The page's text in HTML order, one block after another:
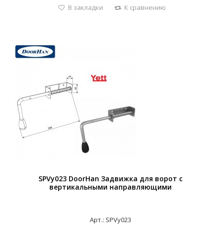
В закладки К сравнению
SPVy023 DoorHan Задвижка для ворот с
вертикальными направляющими
Арт.: SPVy023